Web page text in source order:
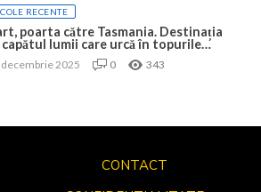
RECENTE
poarta către Tasmania. Destinația
capătul lumii care urcă în topurile
decembrie 2025 0 343
CONTACT